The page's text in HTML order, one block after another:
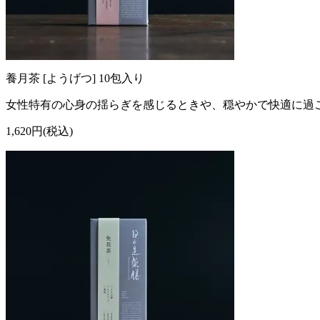
養月茶 [ようげつ] 10包入り
女性特有の心身の揺らぎを感じるときや、穏やかで快適に過
1,620円(税込)